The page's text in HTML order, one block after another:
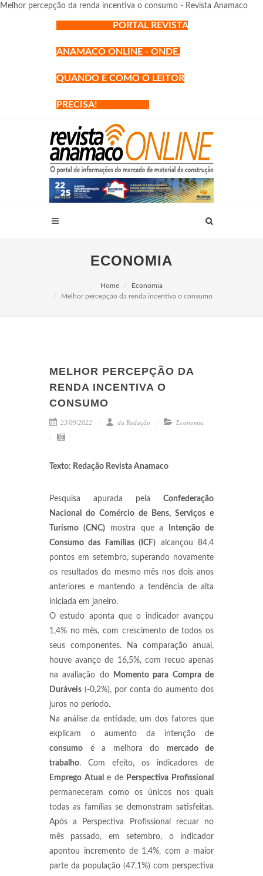
Melhor percepção da renda incentiva o consumo - Revista Anamaco
PORTAL REVISTA
ANAMACO ONLINE - ONDE,
QUANDO E COMO O LEITOR
PRECISA!
ECONOMIA
Home
Economia
Melhor percepção da renda incentiva o consumo
MELHOR PERCEPÇÃO DA
RENDA INCENTIVA O
CONSUMO
23/09/2022 da Redação Economia
Texto: Redação Revista Anamaco
Pesquisa apurada pela Confederação
Nacional do Comércio de Bens, Serviços e
Turismo (CNC)mostra que a
Intenção de
Consumo das Famílias (ICF) alcançou 84,4
pontos em setembro, superando novamente
os resultados do mesmo mês nos dois anos
anteriores e mantendo a tendência de alta
iniciada em janeiro.
O estudo aponta que o indicador avançou
1,4% no mês, com crescimento de todos os
seus componentes. Na comparação anual,
houve avanço de 16,5%, com recuo apenas
na avaliação do
Momento para Compra de
Duráveis (-0,2%), por conta do aumento dos
juros no período.
Na análise da entidade, um dos fatores que
explicam o aumento da intenção de
consumo é a melhora do mercado de
trabalho. Com efeito, os indicadores de
Emprego Atual e de Perspectiva Profissional
permaneceram como os únicos nos quais
todas as famílias se demonstram satisfeitas.
Após a Perspectiva Profissional recuar no
mês passado, em setembro, o indicador
apontou incremento de 1,4%, com a maior
parte da população (47,1%) com perspectiva